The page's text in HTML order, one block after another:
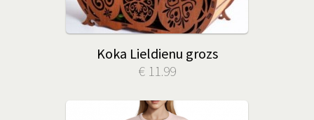
Koka Lieldienu grozs
€ 11.99